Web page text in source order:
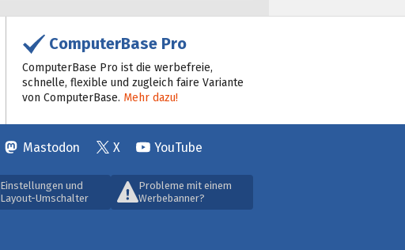
ComputerBase Pro
ComputerBase Pro ist die werbefreie,
schnelle, flexible und zugleich faire Variante
von ComputerBase. Mehr dazu!
Mastodon X YouTube
Einstellungen und
Layout-Umschalter
Probleme mit einem
Werbebanner?